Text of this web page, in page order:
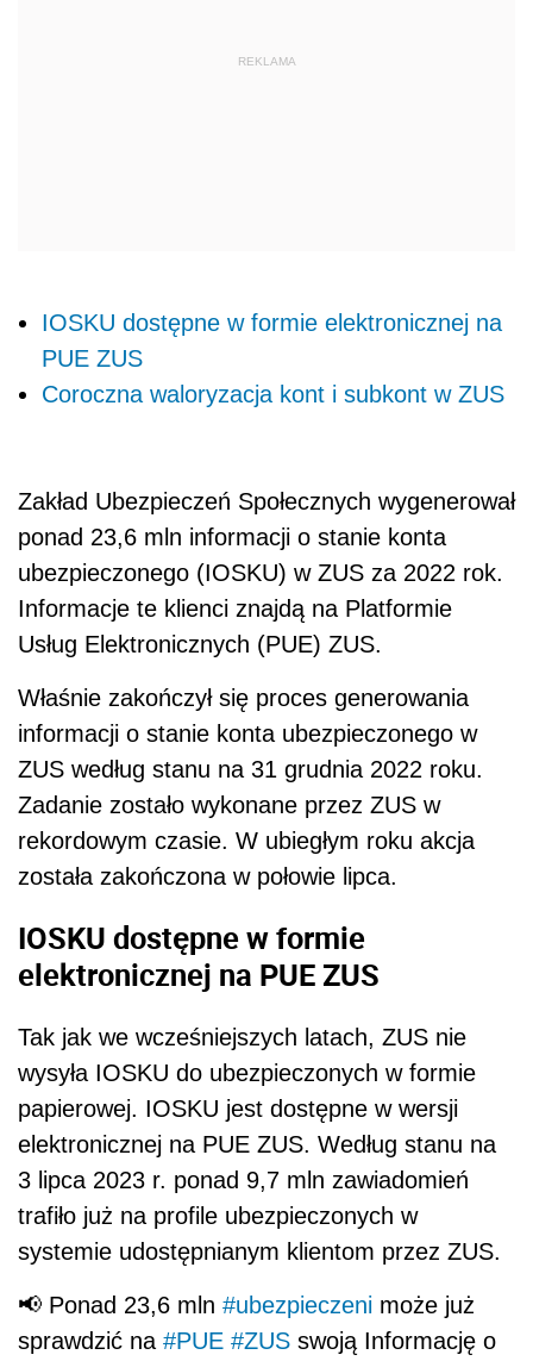
IOSKU dostępne w formie elektronicznej na
PUE ZUS
Coroczna waloryzacja kont i subkont w ZUS
Zakład Ubezpieczeń Społecznych wygenerował
ponad 23,6 mln informacji o stanie konta
ubezpieczonego (IOSKU) w ZUS za 2022 rok.
Informacje te klienci znajdą na Platformie
Usług Elektronicznych (PUE) ZUS.
Właśnie zakończył się proces generowania
informacji o stanie konta ubezpieczonego w
ZUS według stanu na 31 grudnia 2022 roku.
Zadanie zostało wykonane przez ZUS w
rekordowym czasie. W ubiegłym roku akcja
została zakończona w połowie lipca.
IOSKU dostępne w formie
elektronicznej na PUE ZUS
Tak jak we wcześniejszych latach, ZUS nie
wysyła IOSKU do ubezpieczonych w formie
papierowej. IOSKU jest dostępne w wersji
elektronicznej na PUE ZUS. Według stanu na
3 lipca 2023 r. ponad 9,7 mln zawiadomień
trafiło już na profile ubezpieczonych w
systemie udostępnianym klientom przez ZUS.
📢 Ponad 23,6 mln #ubezpieczeni może już
sprawdzić na #PUE #ZUS swoją Informację o